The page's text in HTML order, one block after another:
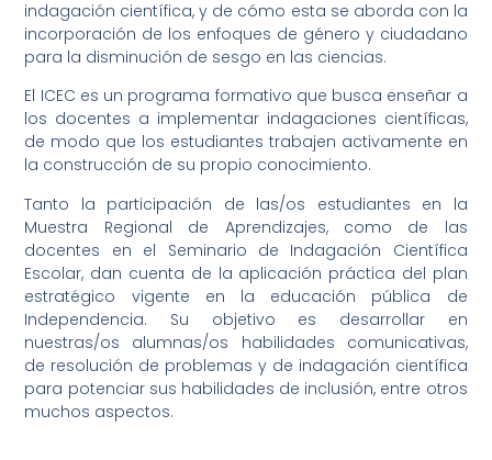
indagación científica, y de cómo esta se aborda con la
incorporación de los enfoques de género y ciudadano
para la disminución de sesgo en las ciencias.
El ICEC es un programa formativo que busca enseñar a
los docentes a implementar indagaciones científicas,
de modo que los estudiantes trabajen activamente en
la construcción de su propio conocimiento.
Tanto la participación de las/os estudiantes en la
Muestra Regional de Aprendizajes, como de las
docentes en el Seminario de Indagación Científica
Escolar, dan cuenta de la aplicación práctica del plan
estratégico vigente en la educación pública de
Independencia. Su objetivo es desarrollar en
nuestras/os alumnas/os habilidades comunicativas,
de resolución de problemas y de indagación científica
para potenciar sus habilidades de inclusión, entre otros
muchos aspectos.